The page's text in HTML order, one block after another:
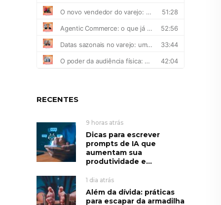
RECENTES
9 horas atrás
Dicas para escrever
prompts de IA que
aumentam sua
produtividade e...
1 dia atrás
Além da dívida: práticas
para escapar da armadilha